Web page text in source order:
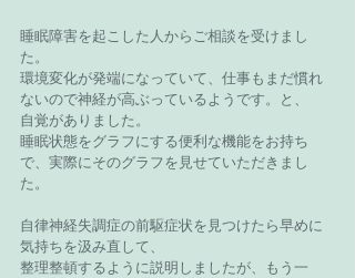
睡眠障害を起こした人からご相談を受けまし
た。
環境変化が発端になっていて、仕事もまだ慣れ
ないので神経が高ぶっているようです。と、
自覚がありました。
睡眠状態をグラフにする便利な機能をお持ち
で、実際にそのグラフを見せていただきまし
た。
自律神経失調症の前駆症状を見つけたら早めに
気持ちを汲み直して、
整理整頓するように説明しましたが、もう一